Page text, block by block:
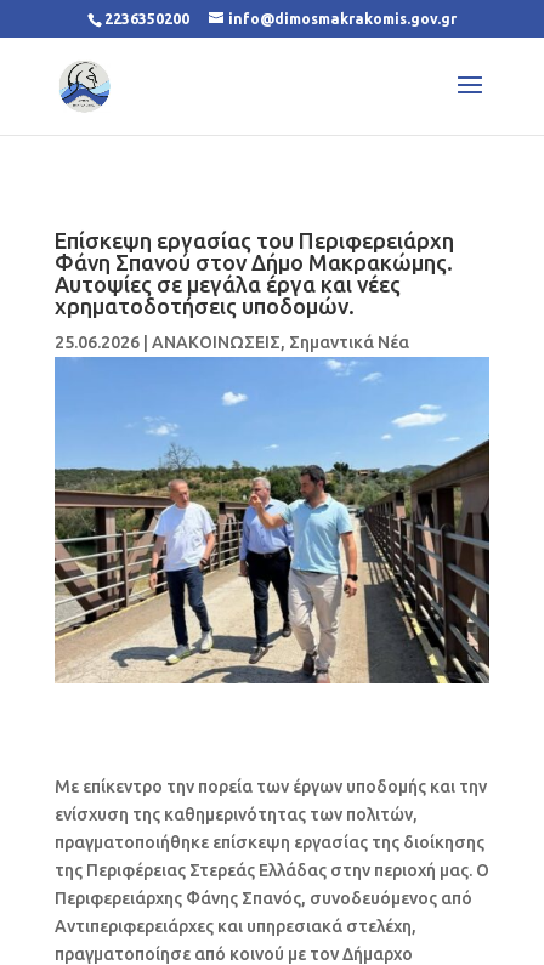
2236350200 info@dimosmakrakomis.gov.gr
Επίσκεψη εργασίας του Περιφερειάρχη
Φάνη Σπανού στον Δήμο Μακρακώμης.
Αυτοψίες σε μεγάλα έργα και νέες
χρηματοδοτήσεις υποδομών.
25.06.2026| ΑΝΑΚΟΙΝΩΣΕΙΣ, Σημαντικά Νέα
Με επίκεντρο την πορεία των έργων υποδομής και την
ενίσχυση της καθημερινότητας των πολιτών,
πραγματοποιήθηκε επίσκεψη εργασίας της διοίκησης
της Περιφέρειας Στερεάς Ελλάδας στην περιοχή μας. Ο
Περιφερειάρχης Φάνης Σπανός, συνοδευόμενος από
Αντιπεριφερειάρχες και υπηρεσιακά στελέχη,
πραγματοποίησε από κοινού με τον Δήμαρχο